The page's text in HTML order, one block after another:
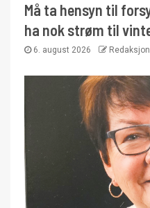
Må ta hensyn til
ha nok strøm til
6. august 2026